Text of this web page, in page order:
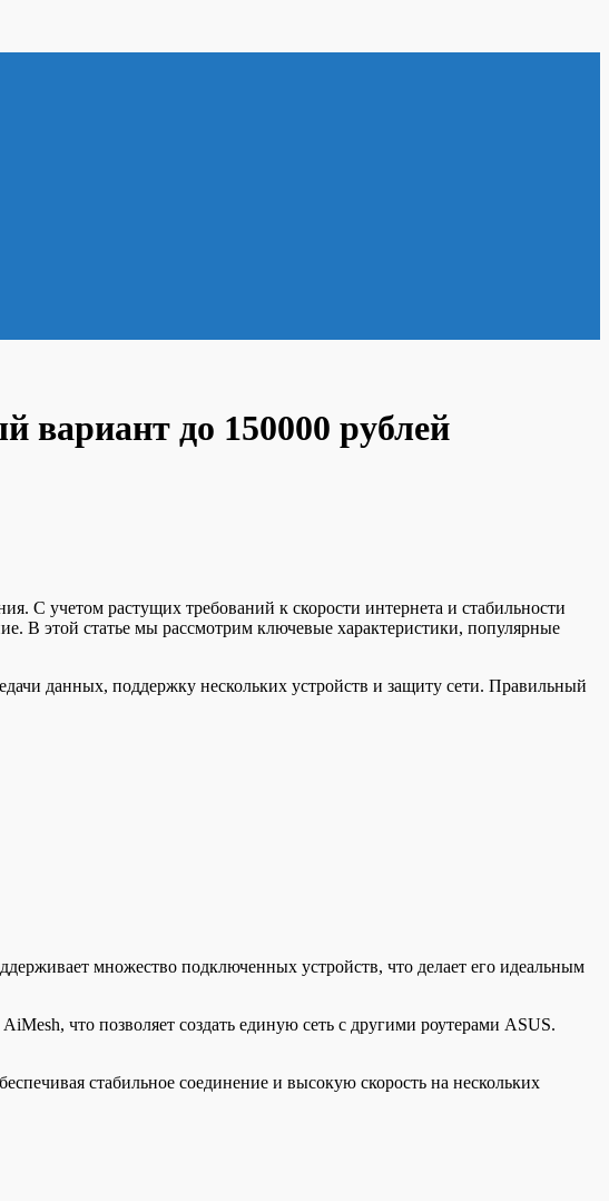
до 150000 рублей
С учетом растущих требований к скорости интернета и стабильности
В этой статье мы рассмотрим ключевые характеристики, популярные
данных, поддержку нескольких устройств и защиту сети. Правильный
множество подключенных устройств, что делает его идеальным
что позволяет создать единую сеть с другими роутерами ASUS.
стабильное соединение и высокую скорость на нескольких